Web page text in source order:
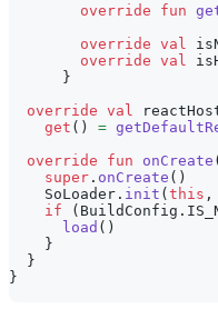
override
fun
override val
override val
}
override val
get ( ) =
override
fun onCreate (
super . onCreate ( )
    SoLoader
. init ( this ,
if
( BuildConfig .
load ( )
}
}
}